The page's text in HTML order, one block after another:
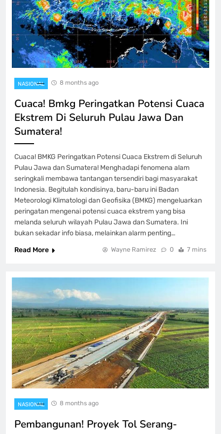
NASIONAL 8 months ago
Cuaca! Bmkg Peringatkan Potensi Cuaca
Ekstrem Di Seluruh Pulau Jawa Dan
Sumatera!
Cuaca! BMKG Peringatkan Potensi Cuaca Ekstrem di Seluruh
Pulau Jawa dan Sumatera! Menghadapi fenomena alam
seringkali membawa tantangan tersendiri bagi masyarakat
Indonesia. Begitulah kondisinya, baru-baru ini Badan
Meteorologi Klimatologi dan Geofisika (BMKG) mengeluarkan
peringatan mengenai potensi cuaca ekstrem yang bisa
melanda seluruh wilayah Pulau Jawa dan Sumatera. Ini
bukan sekadar info biasa, melainkan alarm penting…
Read More
Wayne Ramirez 0 7 mins
NASIONAL 8 months ago
Pembangunan! Proyek Tol Serang-